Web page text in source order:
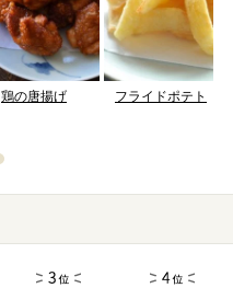
鶏の唐揚げ フライドポテト